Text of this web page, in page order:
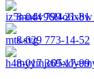
8-044 799-21-81
8-029 773-14-52
8-017 369-17-99